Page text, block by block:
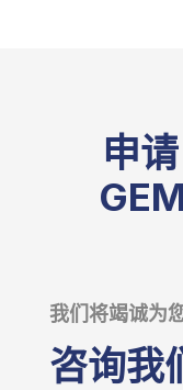
申
我们将竭诚为
咨询我